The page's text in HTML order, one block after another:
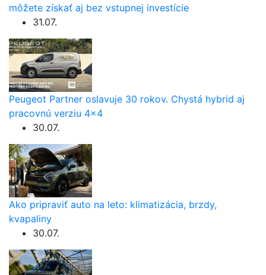
môžete získať aj bez vstupnej investície
31.07.
Peugeot Partner oslavuje 30 rokov. Chystá hybrid aj
pracovnú verziu 4×4
30.07.
Ako pripraviť auto na leto: klimatizácia, brzdy,
kvapaliny
30.07.